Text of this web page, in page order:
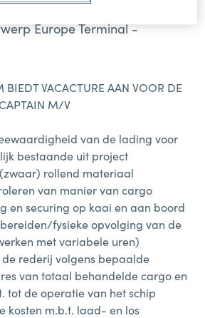
Plaats van
Europe Terminal -
VACACTURE AAN VOOR DE
M/V
van de lading voor
bestaande uit project
rollend materiaal
van manier van cargo
en securing op kaai en aan boord
fysieke opvolging van de
met variabele uren)
rederij volgens bepaalde
van totaal behandelde cargo en
tot de operatie van het schip
kosten m.b.t. laad- en los